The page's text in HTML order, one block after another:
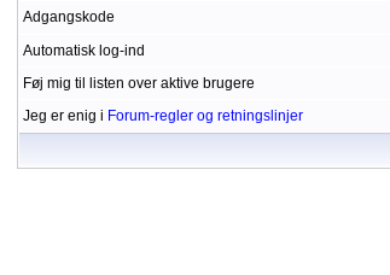
Adgangskode
Automatisk log-ind
Føj mig til listen over aktive brugere
Jeg er enig i Forum-regler og retningslinjer